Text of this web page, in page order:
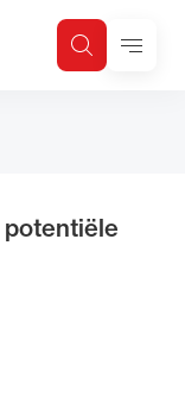
ZoekenMenu